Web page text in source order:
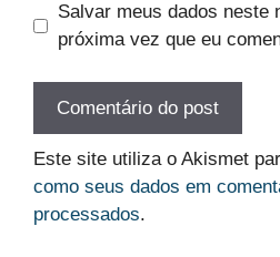
Salvar meus dados neste
próxima vez que eu
Este site utiliza o Akismet
como seus dados em
processados.